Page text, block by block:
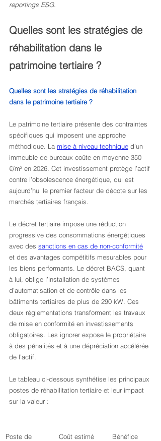
reportings ESG.
Quelles sont les stratégies de
réhabilitation dans le
patrimoine tertiaire ?
Quelles sont les stratégies de réhabilitation
dans le patrimoine tertiaire ?
Le patrimoine tertiaire présente des contraintes
spécifiques qui imposent une approche
méthodique. La mise à niveau technique d’un
immeuble de bureaux coûte en moyenne 350
€/m² en 2026. Cet investissement protège l’actif
contre l’obsolescence énergétique, qui est
aujourd’hui le premier facteur de décote sur les
marchés tertiaires français.
Le décret tertiaire impose une réduction
progressive des consommations énergétiques
avec des sanctions en cas de non-conformité
et des avantages compétitifs mesurables pour
les biens performants. Le décret BACS, quant
à lui, oblige l’installation de systèmes
d’automatisation et de contrôle dans les
bâtiments tertiaires de plus de 290 kW. Ces
deux réglementations transforment les travaux
de mise en conformité en investissements
obligatoires. Les ignorer expose le propriétaire
à des pénalités et à une dépréciation accélérée
de l’actif.
Le tableau ci-dessous synthétise les principaux
postes de réhabilitation tertiaire et leur impact
sur la valeur :
Poste de
Coût estimé
Bénéfice